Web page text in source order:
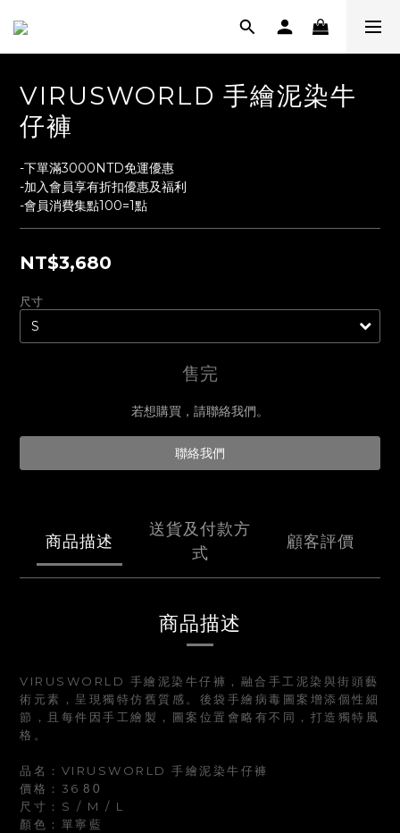
VIRUSWORLD 手繪泥染牛
仔褲
-下單滿3000NTD免運優惠
-加入會員享有折扣優惠及福利
-會員消費集點100=1點
NT$3,680
尺寸
售完
若想購買，請聯絡我們。
聯絡我們
商品描述
送貨及付款方
式
顧客評價
商品描述
VIRUSWORLD 手繪泥染牛仔褲，融合手工泥染與街頭藝
術元素，呈現獨特仿舊質感。後袋手繪病毒圖案增添個性細
節，且每件因手工繪製，圖案位置會略有不同，打造獨特風
格。
品名：VIRUSWORLD 手繪泥染牛仔褲
價格：36 80
尺寸：S / M / L
顏色：單寧藍